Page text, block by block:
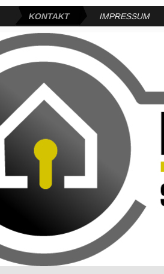
KONTAKT IMPRESSUM